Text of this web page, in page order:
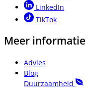
LinkedIn
TikTok
Meer informatie
Advies
Blog
Duurzaamheid